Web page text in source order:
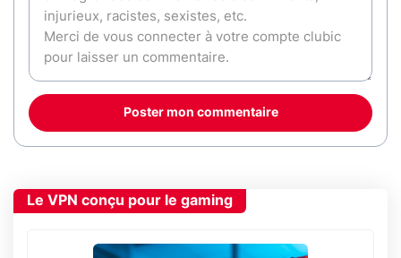
Poster mon commentaire
Le VPN conçu pour le gaming